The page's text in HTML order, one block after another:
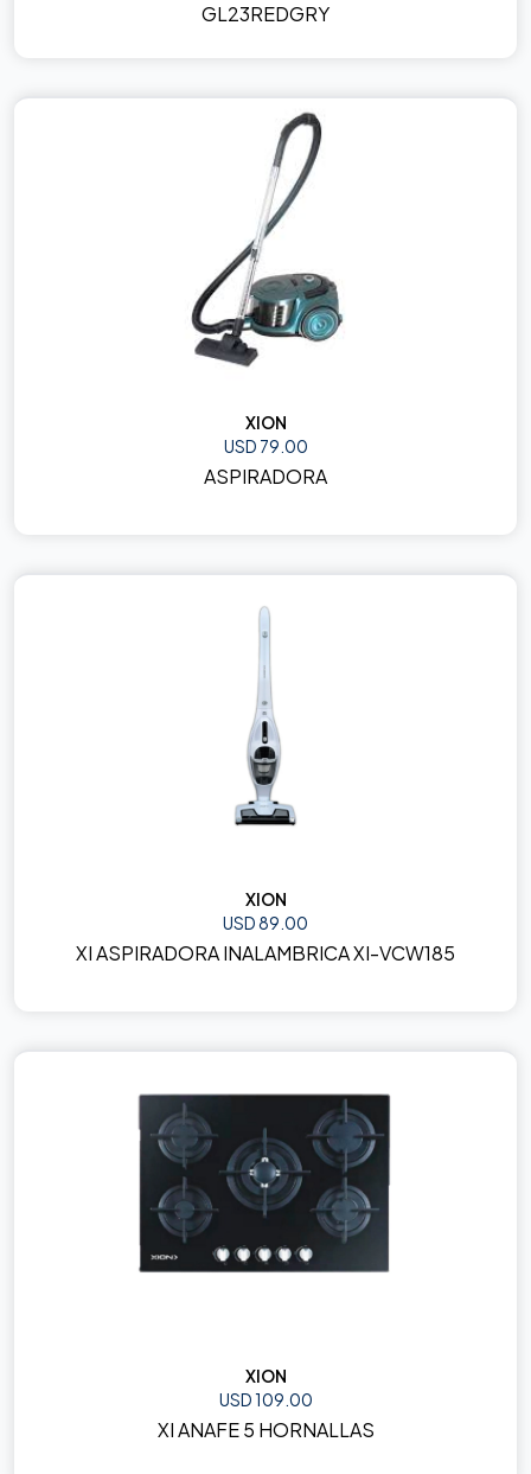
GL23REDGRY
XION
USD 79.00
ASPIRADORA
XION
USD 89.00
XI ASPIRADORA INALAMBRICA XI-VCW185
XION
USD 109.00
XI ANAFE 5 HORNALLAS